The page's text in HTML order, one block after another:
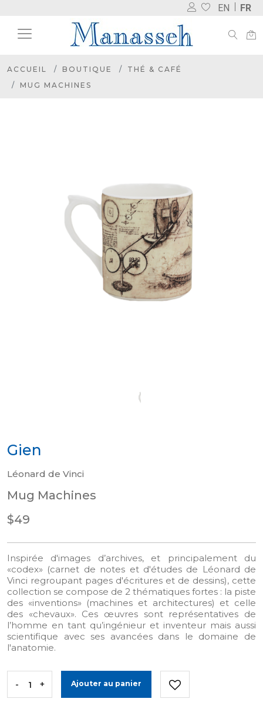
EN FR
ACCUEIL BOUTIQUE
THÉ & CAFÉ
MUG MACHINES
Gien
Léonard de Vinci
Mug Machines
$49
Inspirée d'images d’archives, et principalement du
«codex» (carnet de notes et d'études de Léonard de
Vinci regroupant pages d'écritures et de dessins), cette
collection se compose de 2 thématiques fortes : la piste
des «inventions» (machines et architectures) et celle
des «chevaux». Ces œuvres sont représentatives de
l’homme en tant qu’ingénieur et inventeur mais aussi
scientifique avec ses avancées dans le domaine de
l'anatomie.
- + Ajouter au panier